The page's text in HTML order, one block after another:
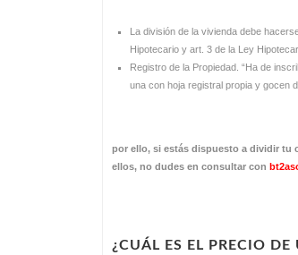
La división de la vivienda debe
Hipotecario y art. 3 de la Ley
Registro de la Propiedad. “Ha de
una con hoja registral propia y gocen
por ello, si estás dispuesto a dividir tu
ellos, no dudes en consultar con
¿CUÁL ES EL PRECIO